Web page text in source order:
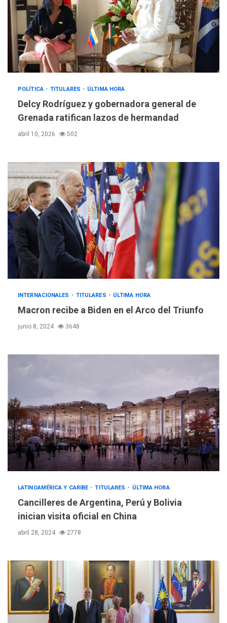
POLÍTICA TITULARES ÚLTIMA HORA
Delcy Rodríguez y gobernadora general de
Grenada ratifican lazos de hermandad
abril 10, 2026 502
INTERNACIONALES TITULARES ÚLTIMA HORA
Macron recibe a Biden en el Arco del Triunfo
junio 8, 2024 3648
LATINOAMÉRICA Y CARIBE TITULARES ÚLTIMA HORA
Cancilleres de Argentina, Perú y Bolivia
inician visita oficial en China
abril 28, 2024 2778